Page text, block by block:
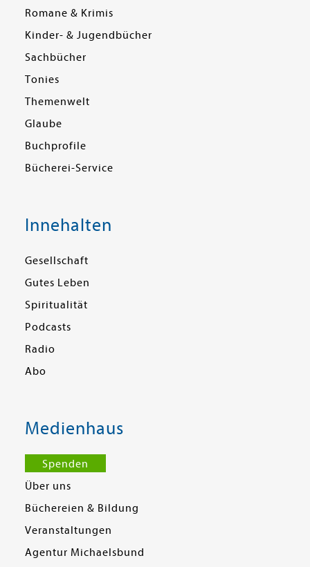
Romane & Krimis
Kinder- & Jugendbücher
Sachbücher
Tonies
Themenwelt
Glaube
Buchprofile
Bücherei-Service
Innehalten
Gesellschaft
Gutes Leben
Spiritualität
Podcasts
Radio
Abo
Medienhaus
Spenden
Über uns
Büchereien & Bildung
Veranstaltungen
Agentur Michaelsbund